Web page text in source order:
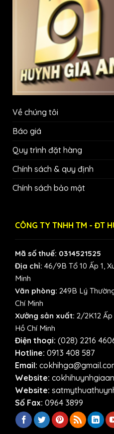
Về chúng tôi
Báo giá
Quy trình đặt hàng
Chính sách & quy định
Chính sách bảo mật
CÔNG TY TNHH TM - ĐT
Mã số thuế: 0314521525
Địa chỉ: 46/9B Tổ 10 Ấp 1,
Minh
Văn phòng: 249B Lý
Chí Minh
Xưởng sản xuất: 2/2K12 Ấp
Hồ Chí Minh
Điện thoại: (028) 2216
Hotline: 0913 408 587
Email:
Website:
Website:
Số Fax: 0964 3899